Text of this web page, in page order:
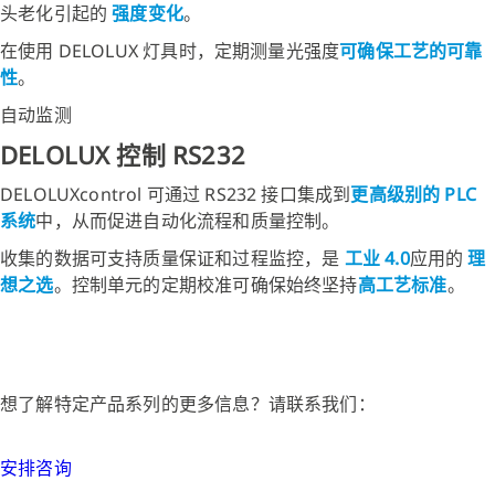
头老化引起的 强度变化。
在使用 DELOLUX 灯具时，定期测量光强度可确保工艺的可靠
性。
自动监测
DELOLUX 控制 RS232
DELOLUXcontrol 可通过 RS232 接口集成到更高级别的 PLC
系统中，从而促进自动化流程和质量控制。
收集的数据可支持质量保证和过程监控，是 工业 4.0应用的 理
想之选。控制单元的定期校准可确保始终坚持高工艺标准。
想了解特定产品系列的更多信息？请联系我们：
安排咨询